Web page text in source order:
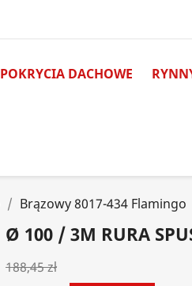
POKRYCIA DACHOWE
Brązowy 8017-434 Flamingo
Ø 100 / 3M RURA
188,45 zł